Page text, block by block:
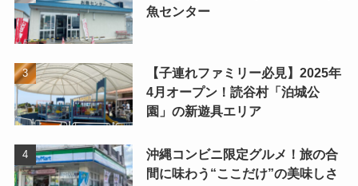
魚センター
【子連れファミリー必見】2025年
4月オープン！読谷村「泊城公
園」の新遊具エリア
沖縄コンビニ限定グルメ！旅の合
間に味わう“ここだけ”の美味しさ